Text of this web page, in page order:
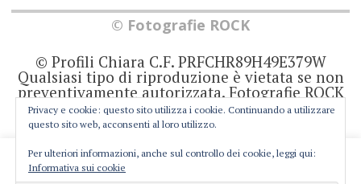
© Fotografie ROCK
© Profili Chiara C.F. PRFCHR89H49E379W
Qualsiasi tipo di riproduzione è vietata se non
preventivamente autorizzata. Fotografie ROCK
non rappresenta una testata giornalistica in
quanto viene aggiornato senza alcuna
prodotto editoriale ai sensi della legge 62 del
7/3/2001. Ogni autore è direttamente
This website uses cookies to improve your experience. We'll
Privacy e cookie: questo sito utilizza i cookie. Continuando a utilizzare
questo sito web, acconsenti al loro utilizzo.
Per ulteriori informazioni, anche sul controllo dei cookie, leggi qui:
Informativa sui cookie